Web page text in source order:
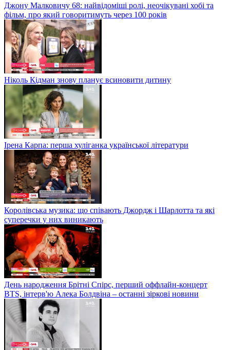
Джону Малковичу 68: найвідоміші ролі, неочікувані хобі та
фільм, про який говоритимуть через 100 років
Ніколь Кідман знову планує всиновити дитину
Ірена Карпа: перша хуліганка української літератури
Королівська музика: що співають Джордж і Шарлотта та які
суперечки у них виникають
День народження Брітні Спірс, перший оффлайн-концерт
BTS, інтерв'ю Алека Болдвіна – останні зіркові новини